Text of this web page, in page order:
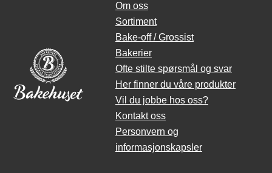
Om oss
Sortiment
Bake-off / Grossist
Bakerier
Ofte stilte spørsmål og svar
Her finner du våre produkter
Vil du jobbe hos oss?
Kontakt oss
Personvern og
informasjonskapsler